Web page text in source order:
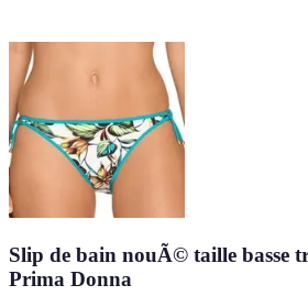
Slip de bain nouÃ© taille basse
Prima Donna